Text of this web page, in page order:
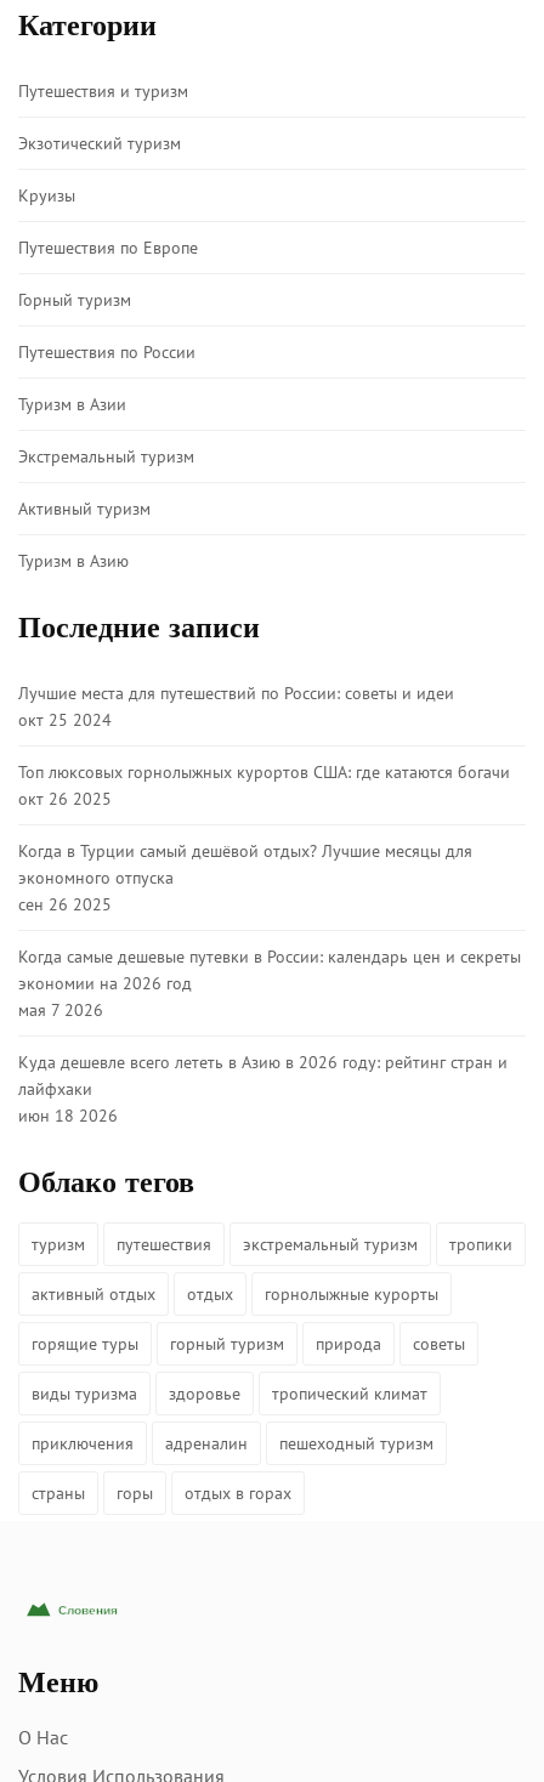
Категории
Путешествия и туризм
Экзотический туризм
Круизы
Путешествия по Европе
Горный туризм
Путешествия по России
Туризм в Азии
Экстремальный туризм
Активный туризм
Туризм в Азию
Последние записи
Лучшие места для путешествий по России: советы и идеи
окт 25 2024
Топ люксовых горнолыжных курортов США: где катаются богачи
окт 26 2025
Когда в Турции самый дешёвой отдых? Лучшие месяцы для
экономного отпуска
сен 26 2025
Когда самые дешевые путевки в России: календарь цен и секреты
экономии на 2026 год
мая 7 2026
Куда дешевле всего лететь в Азию в 2026 году: рейтинг стран и
лайфхаки
июн 18 2026
Облако тегов
туризм путешествия экстремальный туризм тропики
активный отдых отдых горнолыжные курорты
горящие туры горный туризм природа советы
виды туризма здоровье тропический климат
приключения адреналин пешеходный туризм
страны горы отдых в горах
Меню
О Нас
Условия Использования